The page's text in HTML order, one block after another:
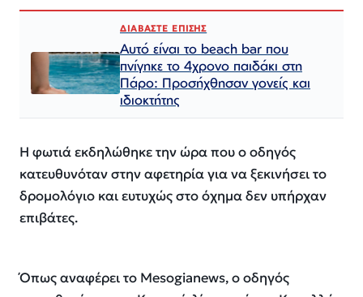
ΔΙΑΒΑΣΤΕ ΕΠΙΣΗΣ
Αυτό είναι το beach bar που
πνίγηκε το 4χρονο παιδάκι στη
Πάρο: Προσήχθησαν γονείς και
ιδιοκτήτης
Η φωτιά εκδηλώθηκε την ώρα που ο οδηγός
κατευθυνόταν στην αφετηρία για να ξεκινήσει το
δρομολόγιο και ευτυχώς στο όχημα δεν υπήρχαν
επιβάτες.
Όπως αναφέρει το Mesogianews, ο οδηγός